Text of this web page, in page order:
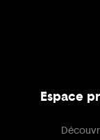
Espace